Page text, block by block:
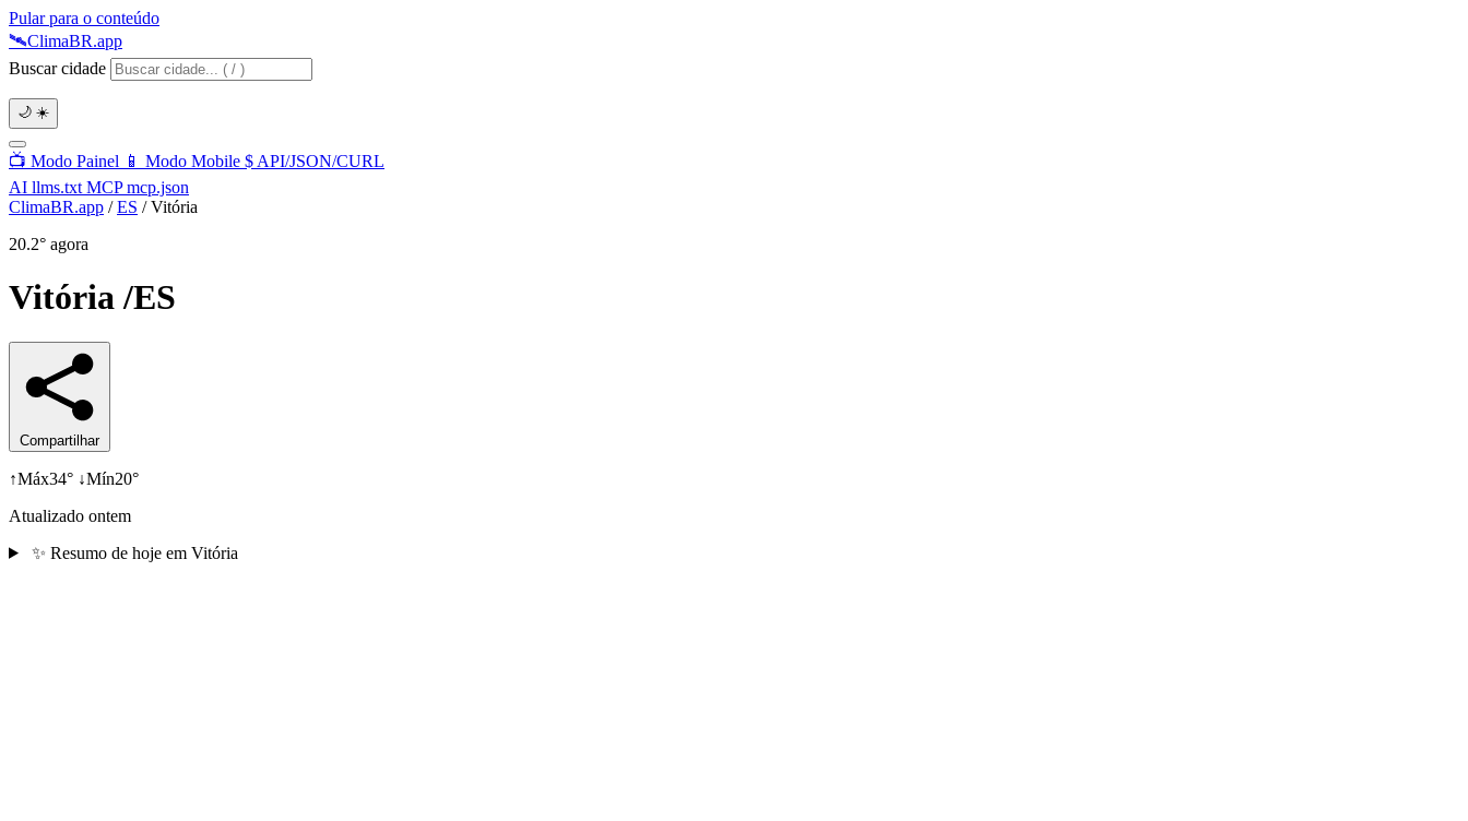
Pular para o conteúdo
🛰️ClimaBR.app
Buscar cidade
🌙 ☀️
📺 Modo Painel 📱 Modo Mobile $ API/JSON/CURL
AI llms.txt MCPmcp.json
ClimaBR.app / ES / Vitória
20.2° agora
Vitória/ES
Compartilhar
↑Máx34° ↓Mín20°
Atualizado ontem
✨ Resumo de hoje em Vitória